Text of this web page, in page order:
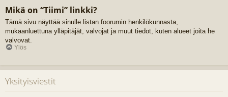
Mikä on “Tiimi” linkki?
Tämä sivu näyttää sinulle listan foorumin henkilökunnasta,
mukaanluettuna ylläpitäjät, valvojat ja muut tiedot, kuten alueet joita he
valvovat.
Ylös
Yksityisviestit